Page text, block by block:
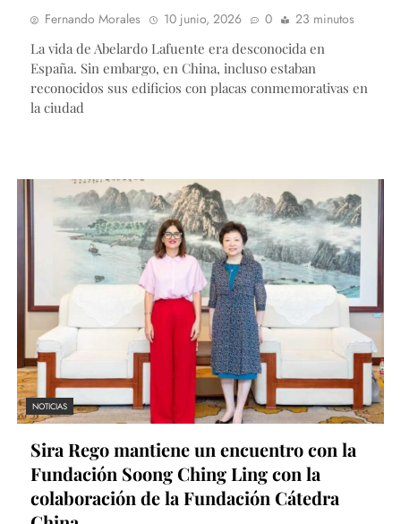
Fernando Morales 10 junio, 2026 0
23 minutos
La vida de Abelardo Lafuente era desconocida en
España. Sin embargo, en China, incluso estaban
reconocidos sus edificios con placas conmemorativas en
la ciudad
NOTICIAS
Sira Rego mantiene un encuentro con la
Fundación Soong Ching Ling con la
colaboración de la Fundación Cátedra